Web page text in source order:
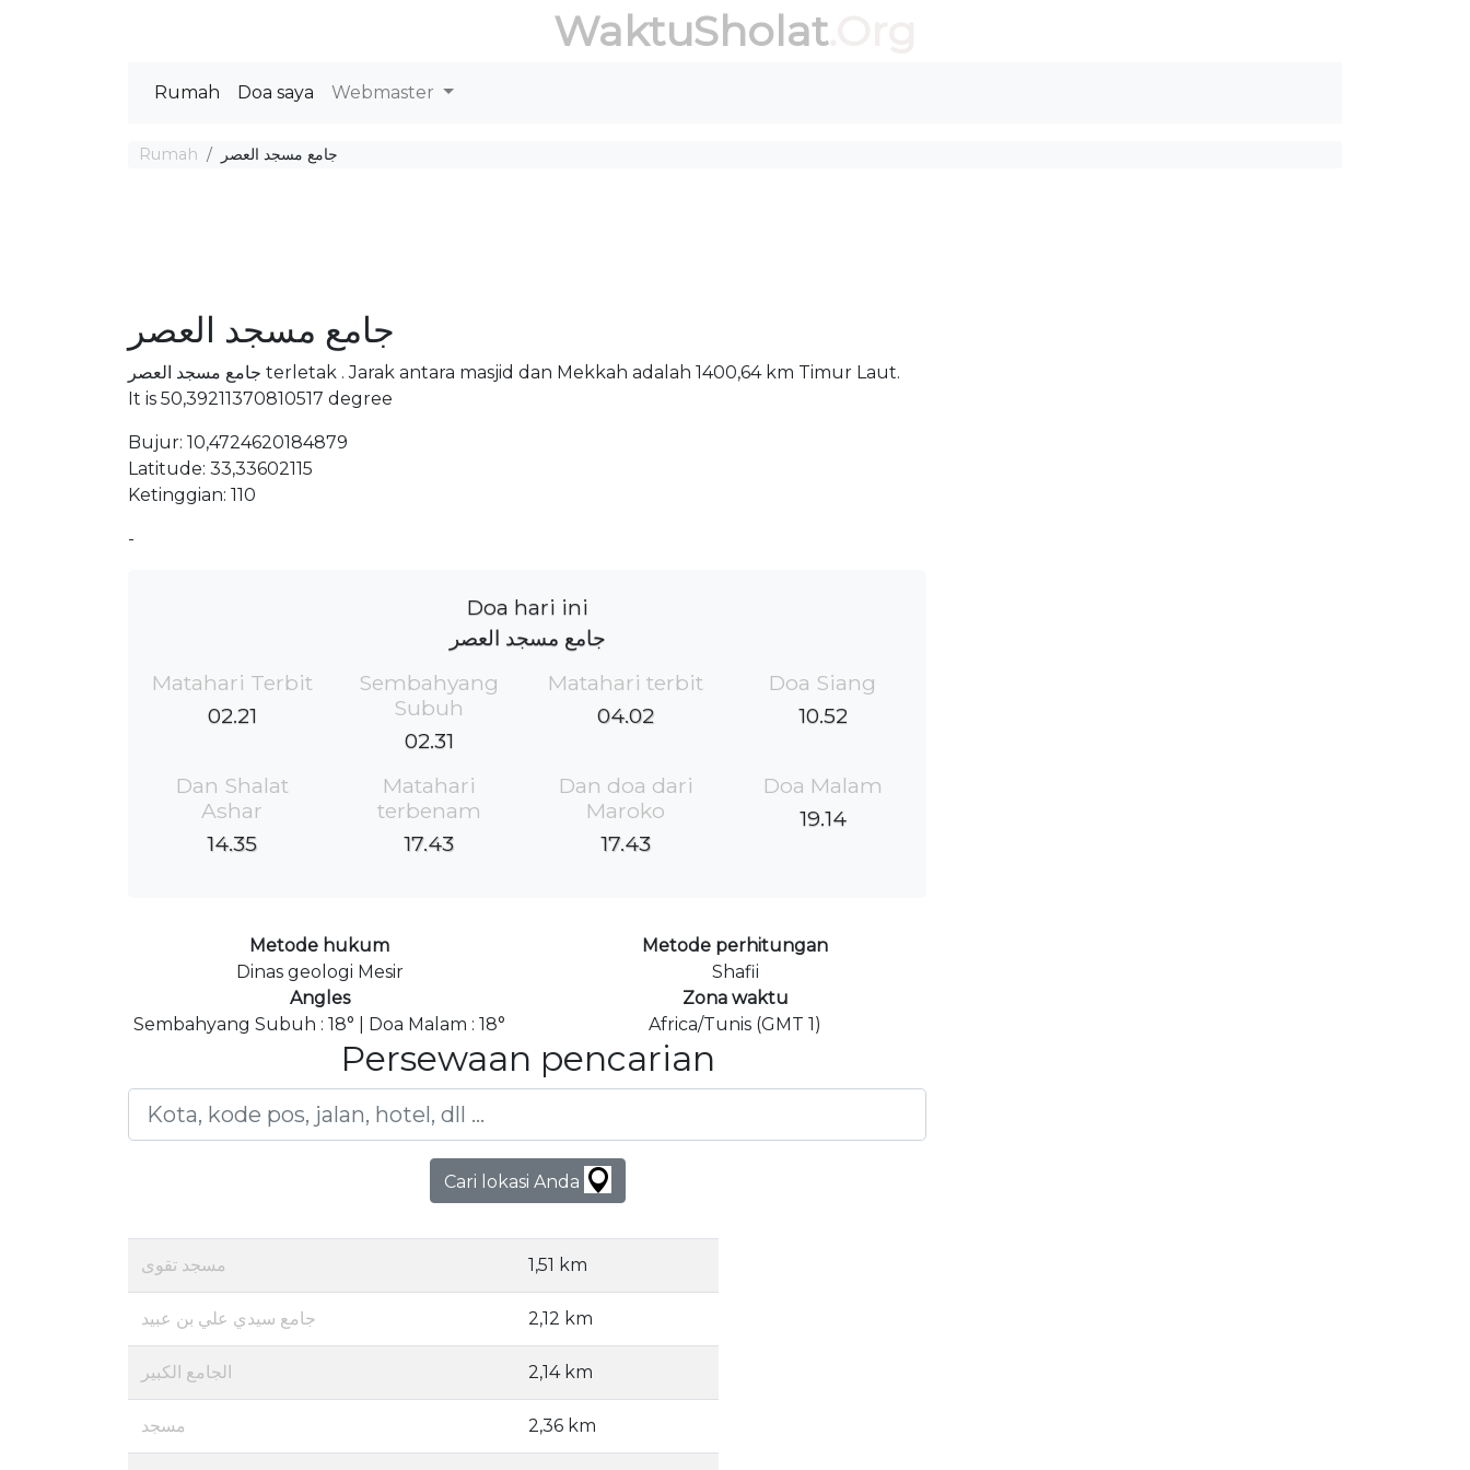
WaktuSholat.Org
Rumah Doa saya Webmaster
Rumah جامع مسجد العصر
جامع مسجد العصر
جامع مسجد العصر terletak . Jarak antara masjid dan Mekkah adalah 1400,64 km Timur Laut.
It is 50,39211370810517 degree
Bujur: 10,4724620184879
Latitude: 33,33602115
Ketinggian: 110
-
Doa hari ini
جامع مسجد العصر
Matahari Terbit
02.21
Sembahyang
Subuh
02.31
Matahari terbit
04.02
Doa Siang
10.52
Dan Shalat
Ashar
14.35
Matahari
terbenam
17.43
Dan doa dari
Maroko
17.43
Doa Malam
19.14
Metode hukum
Dinas geologi Mesir
Metode perhitungan
Shafii
Angles
Sembahyang Subuh : 18° | Doa Malam : 18°
Zona waktu
Africa/Tunis (GMT 1)
Persewaan pencarian
Cari lokasi Anda
مسجد تقوى 1,51 km
جامع سيدي علي بن عبيد 2,12 km
الجامع الكبير 2,14 km
مسجد 2,36 km